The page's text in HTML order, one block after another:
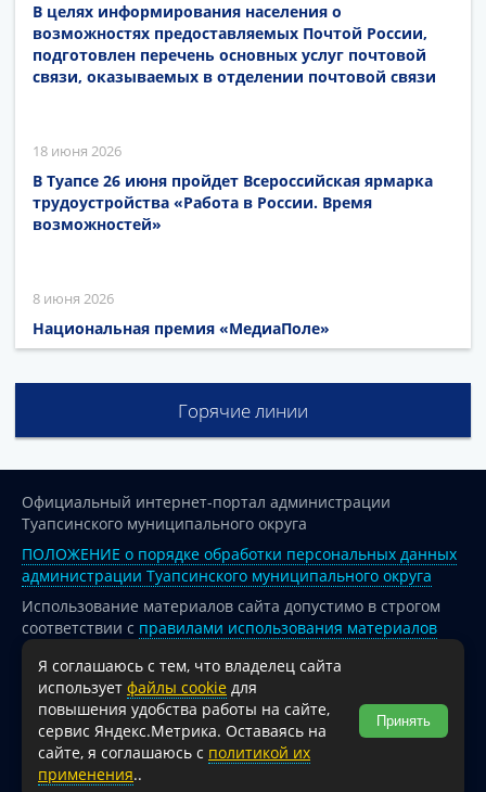
В целях информирования населения о
возможностях предоставляемых Почтой России,
подготовлен перечень основных услуг почтовой
связи, оказываемых в отделении почтовой связи
18 июня 2026
В Туапсе 26 июня пройдет Всероссийская ярмарка
трудоустройства «Работа в России. Время
возможностей»
8 июня 2026
Национальная премия «МедиаПоле»
Горячие линии
Официальный интернет-портал администрации
Туапсинского муниципального округа
ПОЛОЖЕНИЕ о порядке обработки персональных данных
администрации Туапсинского муниципального округа
Использование материалов сайта допустимо в строгом
соответствии с правилами использования материалов
опубликованных на сайте
При перепечатке и использовании информации ссылка
на источник обязательна.
Для сайтов и страниц сети Интернет обязательна
активная гиперссылка на официальный интернет-портал
администрации Туапсинского муниципального округа.
Я соглашаюсь с тем, что владелец сайта
использует файлы cookie для
повышения удобства работы на сайте,
сервис Яндекс.Метрика. Оставаясь на
сайте, я соглашаюсь с политикой их
применения..
Принять